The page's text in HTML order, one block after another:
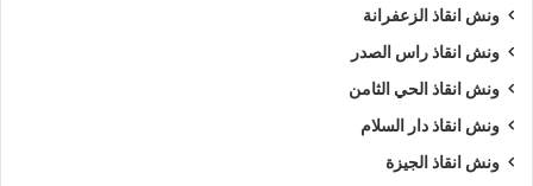
ونش انقاذ الزعفرانة
ونش انقاذ راس الصدر
ونش انقاذ الحي الثامن
ونش انقاذ دار السلام
ونش انقاذ الجيزة